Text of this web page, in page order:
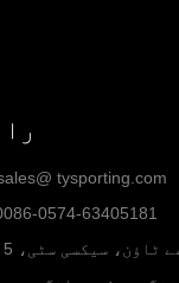
tysporting.com
0574-63405181
📍 5